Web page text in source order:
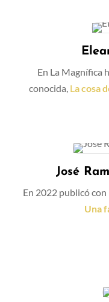
En La Magnífica
conocida, La cosa
José
En 2022 publicó
Una